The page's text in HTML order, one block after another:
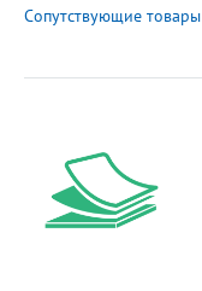
Сопутствующие товары